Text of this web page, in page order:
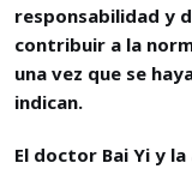
responsabilidad y
contribuir a la
una vez que se
indican.
El doctor Bai Yi y